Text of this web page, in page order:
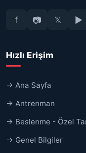
f 📷 𝕏 ▶
Hızlı Erişim
→ Ana Sayfa
→ Antrenman
→ Beslenme - Özel
→ Genel Bilgiler